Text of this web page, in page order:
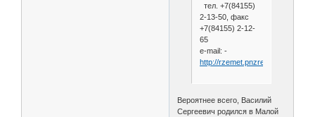
тел. +7(84155)
2-13-50, факс
+7(84155) 2-12-
65
e-mail: -
http://rzemet.pnzreg.ru
Вероятнее всего, Василий
Сергеевич родился в Малой